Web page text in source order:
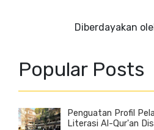
Diberdayakan
Popular Posts
Penguatan Profil
Literasi Al-Qur'an